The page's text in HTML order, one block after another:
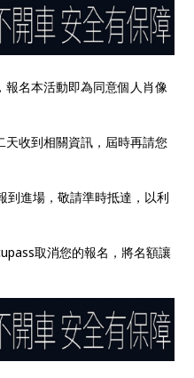
名本活動即為同意個人肖像
收到相關資訊，屆時再請您
到進場，敬請準時抵達，以利
取消您的報名，將名額讓